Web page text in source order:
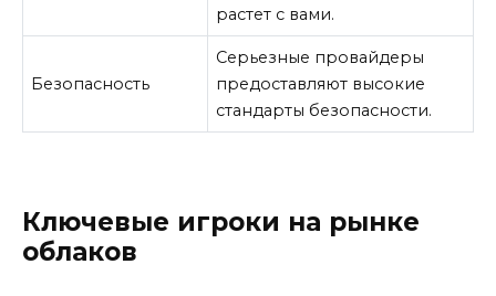
растет с вами.
Безопасность
Серьезные провайдеры
предоставляют высокие
стандарты безопасности.
Ключевые игроки на рынке
облаков